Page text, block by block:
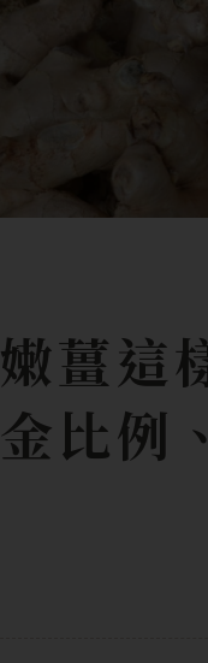
嫩薑這
金比例